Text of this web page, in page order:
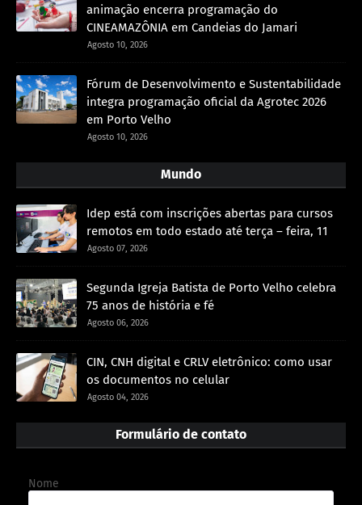
animação encerra programação do
CINEAMAZÔNIA em Candeias do Jamari
Agosto 10, 2026
Fórum de Desenvolvimento e Sustentabilidade
integra programação oficial da Agrotec 2026
em Porto Velho
Agosto 10, 2026
Mundo
Idep está com inscrições abertas para cursos
remotos em todo estado até terça – feira, 11
Agosto 07, 2026
Segunda Igreja Batista de Porto Velho celebra
75 anos de história e fé
Agosto 06, 2026
CIN, CNH digital e CRLV eletrônico: como usar
os documentos no celular
Agosto 04, 2026
Formulário de contato
Nome